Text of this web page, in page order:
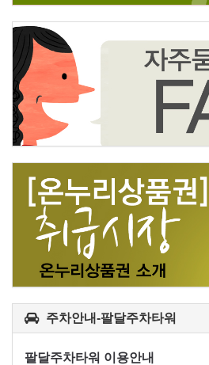
주차안내-팔달주차타워
팔달주차타워 이용안내